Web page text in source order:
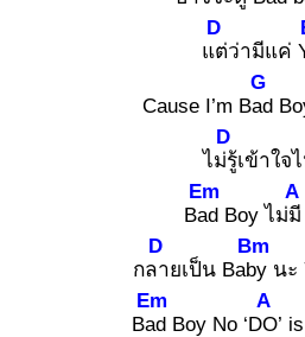
แต่
D
ว่ามีแค่
Cause I’m Bad
G
ไม่รู้
D
เข้าใจ
Bad
Em
Boy ไม่มี
A
กลา
D
ยเป็น Baby
Bm
นะ
Bad
Em
Boy No ‘DO
A
’